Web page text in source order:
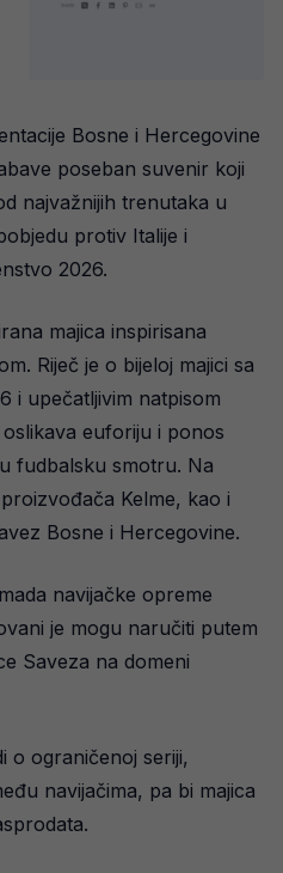
Bosne i Hercegovine
poseban suvenir koji
najvažnijih trenutaka u
protiv Italije i
2026.
majica inspirisana
Riječ je o bijeloj majici sa
i upečatljivim natpisom
euforiju i ponos
fudbalsku smotru. Na
Kelme, kao i
Bosne i Hercegovine.
navijačke opreme
je mogu naručiti putem
Saveza na domeni
o ograničenoj seriji,
navijačima, pa bi majica